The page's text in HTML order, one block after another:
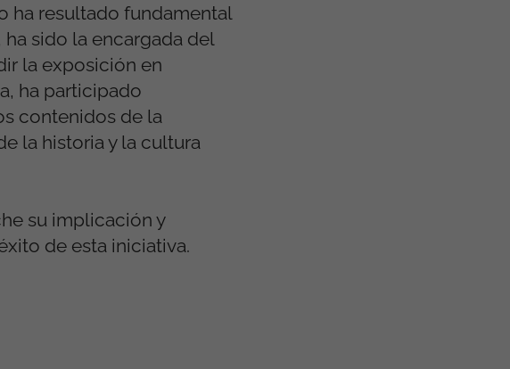
ha resultado fundamental
ha sido la encargada del
la exposición en
ha participado
contenidos de la
la historia y la cultura
su implicación y
de esta iniciativa.